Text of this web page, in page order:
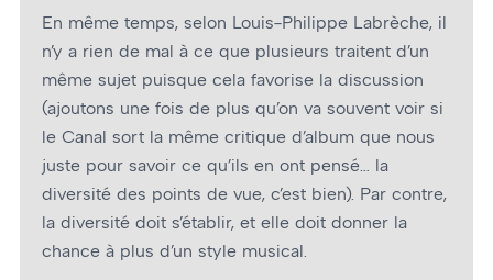
En même temps, selon Louis-Philippe Labrèche, il
n’y a rien de mal à ce que plusieurs traitent d’un
même sujet puisque cela favorise la discussion
(ajoutons une fois de plus qu’on va souvent voir si
le Canal sort la même critique d’album que nous
juste pour savoir ce qu’ils en ont pensé… la
diversité des points de vue, c’est bien). Par contre,
la diversité doit s’établir, et elle doit donner la
chance à plus d’un style musical.